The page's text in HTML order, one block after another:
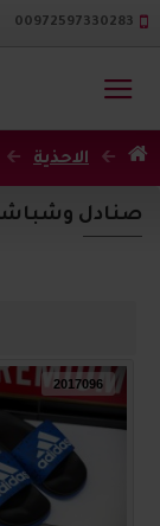
00972597330283
الاحذية
صنادل
2017096